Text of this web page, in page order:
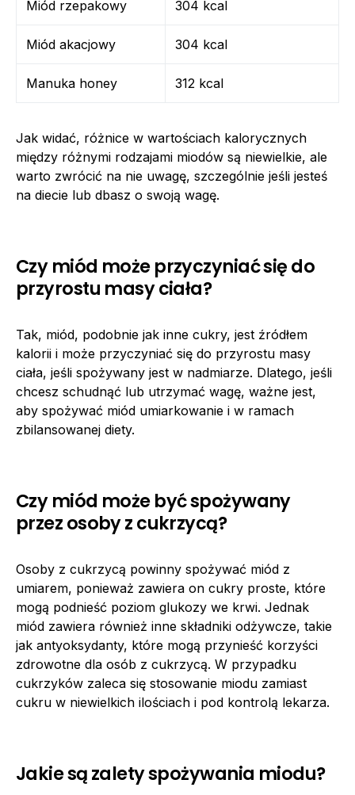
Miód rzepakowy 304 kcal
Miód akacjowy 304 kcal
Manuka honey 312 kcal
Jak widać, różnice w wartościach kalorycznych
między różnymi rodzajami miodów są niewielkie, ale
warto zwrócić na nie uwagę, szczególnie jeśli jesteś
na diecie lub dbasz o swoją wagę.
Czy miód może przyczyniać się do
przyrostu masy ciała?
Tak, miód, podobnie jak inne cukry, jest źródłem
kalorii i może przyczyniać się do przyrostu masy
ciała, jeśli spożywany jest w nadmiarze. Dlatego, jeśli
chcesz schudnąć lub utrzymać wagę, ważne jest,
aby spożywać miód umiarkowanie i w ramach
zbilansowanej diety.
Czy miód może być spożywany
przez osoby z cukrzycą?
Osoby z cukrzycą powinny spożywać miód z
umiarem, ponieważ zawiera on cukry proste, które
mogą podnieść poziom glukozy we krwi. Jednak
miód zawiera również inne składniki odżywcze, takie
jak antyoksydanty, które mogą przynieść korzyści
zdrowotne dla osób z cukrzycą. W przypadku
cukrzyków zaleca się stosowanie miodu zamiast
cukru w niewielkich ilościach i pod kontrolą lekarza.
Jakie są zalety spożywania miodu?